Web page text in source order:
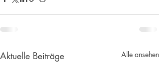
Aktuelle Beiträge Alle ansehen